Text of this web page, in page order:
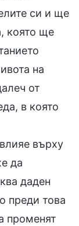
си и ще
която ще
на
от
в която
върху
да
даден
преди това
променят